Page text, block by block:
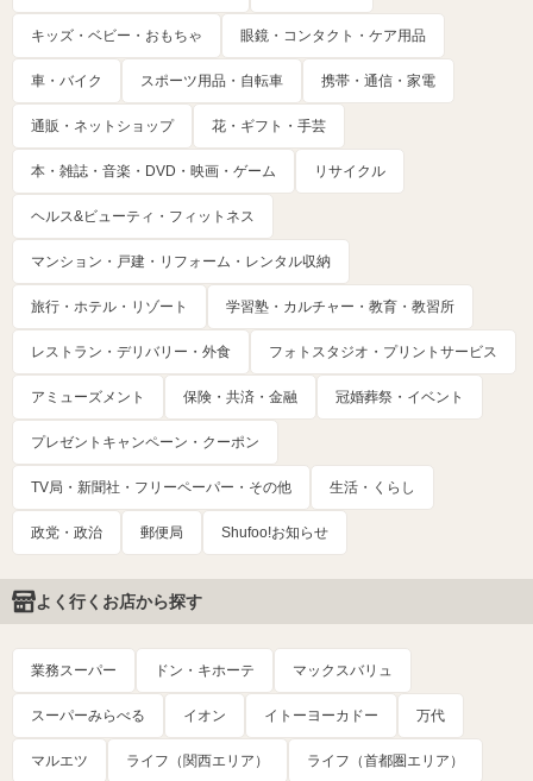
キッズ・ベビー・おもちゃ 眼鏡・コンタクト・ケア用品
車・バイク スポーツ用品・自転車 携帯・通信・家電
通販・ネットショップ 花・ギフト・手芸
本・雑誌・音楽・DVD・映画・ゲーム リサイクル
ヘルス&ビューティ・フィットネス
マンション・戸建・リフォーム・レンタル収納
旅行・ホテル・リゾート 学習塾・カルチャー・教育・教習所
レストラン・デリバリー・外食 フォトスタジオ・プリントサービス
アミューズメント 保険・共済・金融 冠婚葬祭・イベント
プレゼントキャンペーン・クーポン
TV局・新聞社・フリーペーパー・その他 生活・くらし
政党・政治 郵便局 Shufoo!お知らせ
よく行くお店から探す
業務スーパー ドン・キホーテ マックスバリュ
スーパーみらべる イオン イトーヨーカドー 万代
マルエツ ライフ（関西エリア） ライフ（首都圏エリア）